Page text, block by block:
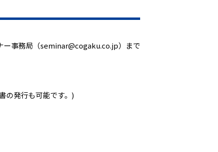
ー事務局（seminar@cogaku.co.jp）まで
の発行も可能です。)